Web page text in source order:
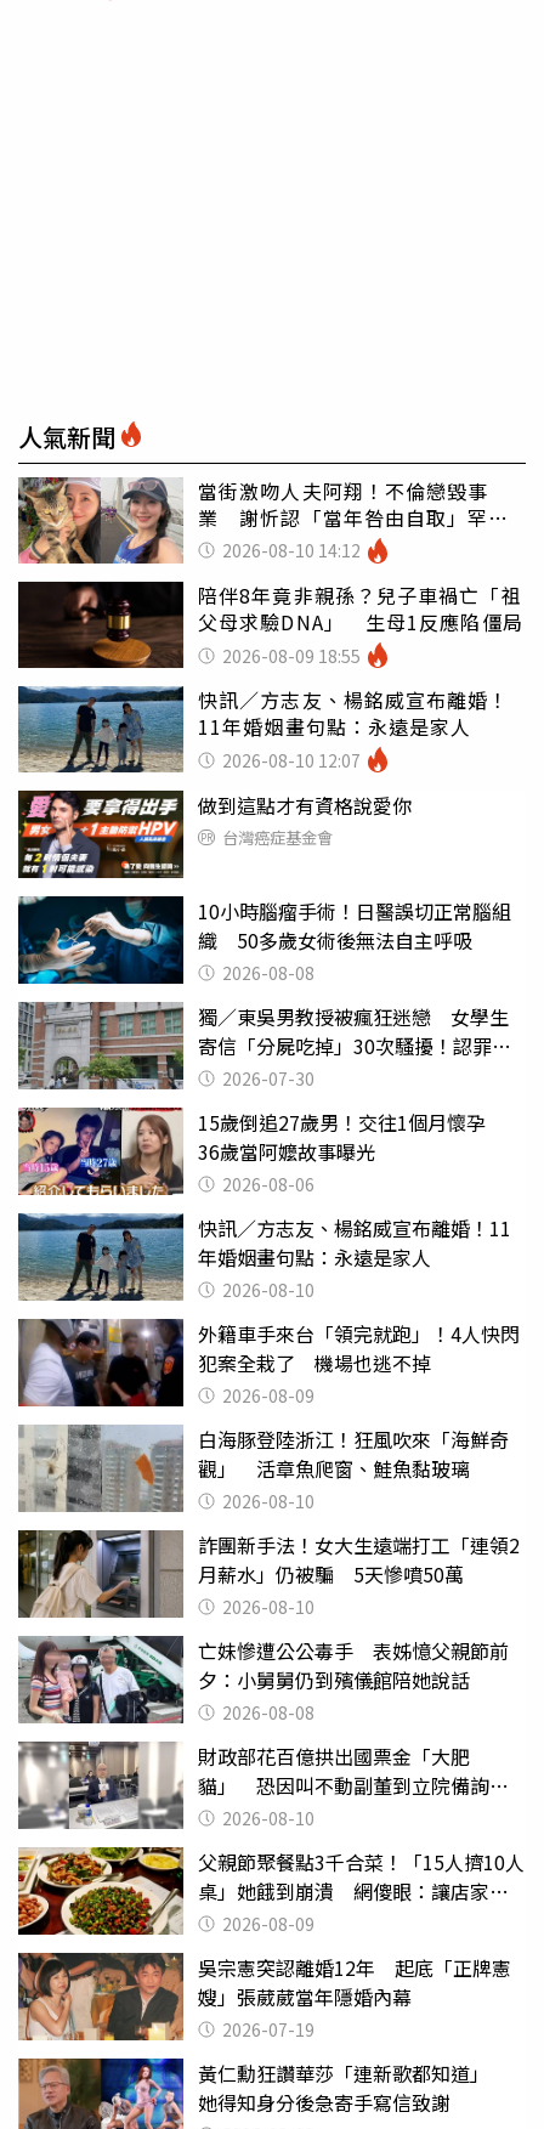
人氣新聞
當街激吻人夫阿翔！不倫戀毀事
業 謝忻認「當年咎由自取」罕吐
心聲2026-08-10 14:12
陪伴8年竟非親孫？兒子車禍亡「祖
父母求驗DNA」 生母1反應陷僵局
2026-08-09 18:55
快訊／方志友、楊銘威宣布離婚！
11年婚姻畫句點：永遠是家人
2026-08-10 12:07
做到這點才有資格說愛你
台灣癌症基金會
10小時腦瘤手術！日醫誤切正常腦組
織 50多歲女術後無法自主呼吸
2026-08-08
獨／東吳男教授被瘋狂迷戀 女學生
寄信「分屍吃掉」30次騷擾！認罪免
關 2026-07-30
15歲倒追27歲男！交往1個月懷孕
36歲當阿嬤故事曝光
2026-08-06
快訊／方志友、楊銘威宣布離婚！11
年婚姻畫句點：永遠是家人
2026-08-10
外籍車手來台「領完就跑」！4人快閃
犯案全栽了 機場也逃不掉
2026-08-09
白海豚登陸浙江！狂風吹來「海鮮奇
觀」 活章魚爬窗、鮭魚黏玻璃
2026-08-10
詐團新手法！女大生遠端打工「連領2
月薪水」仍被騙 5天慘噴50萬
2026-08-10
亡妹慘遭公公毒手 表姊憶父親節前
夕：小舅舅仍到殯儀館陪她說話
2026-08-08
財政部花百億拱出國票金「大肥
貓」 恐因叫不動副董到立院備詢惹
議 2026-08-10
父親節聚餐點3千合菜！「15人擠10人
桌」她餓到崩潰 網傻眼：讓店家看
笑話2026-08-09
吳宗憲突認離婚12年 起底「正牌憲
嫂」張葳葳當年隱婚內幕
2026-07-19
黃仁勳狂讚華莎「連新歌都知道」
她得知身分後急寄手寫信致謝